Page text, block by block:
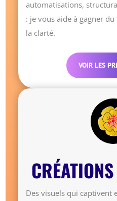
automatisations,
: je vous aide à gagner
la clarté.
VOIR LES
Des visuels qui captivent